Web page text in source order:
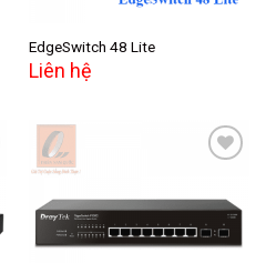
EdgeSwitch 48 Lite
Liên hệ
Add to
wishlist